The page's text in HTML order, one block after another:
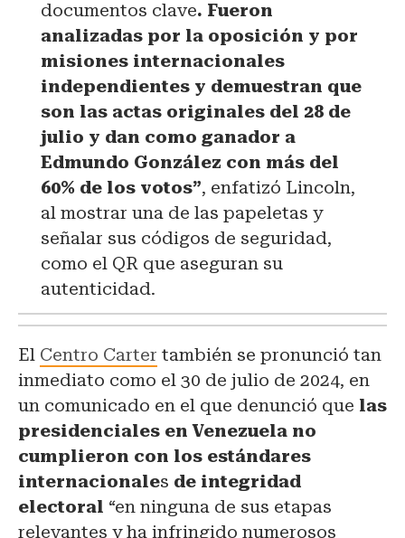
documentos clave. Fueron
analizadas por la oposición y por
misiones internacionales
independientes y demuestran que
son las actas originales del 28 de
julio y dan como ganador a
Edmundo González con más del
60% de los votos”, enfatizó Lincoln,
al mostrar una de las papeletas y
señalar sus códigos de seguridad,
como el QR que aseguran su
autenticidad.
El Centro Carter también se pronunció tan
inmediato como el 30 de julio de 2024, en
un comunicado en el que denunció que las
presidenciales en Venezuela no
cumplieron con los estándares
internacionales de integridad
electoral “en ninguna de sus etapas
relevantes y ha infringido numerosos